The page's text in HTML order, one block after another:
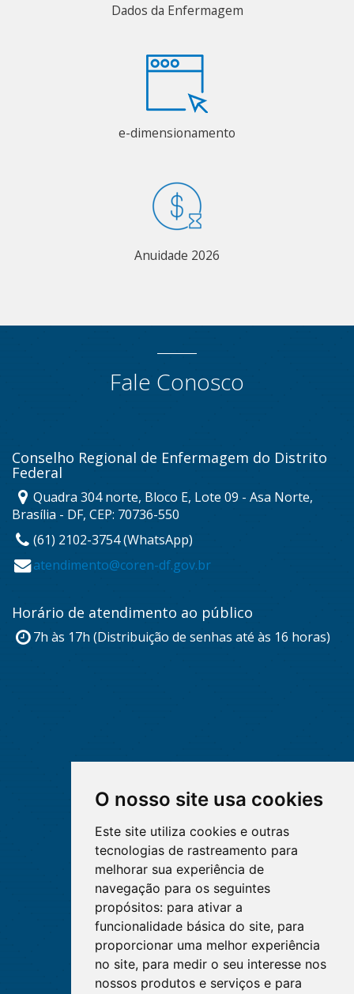
O nosso site usa cookies
Este site utiliza cookies e outras
tecnologias de rastreamento para
melhorar sua experiência de
navegação para os seguintes
propósitos: para ativar a
funcionalidade básica do site, para
proporcionar uma melhor experiência
no site, para medir o seu interesse nos
nossos produtos e serviços e para
Dados da Enfermagem
e-dimensionamento
Anuidade 2026
Fale Conosco
Conselho Regional de Enfermagem do Distrito
Federal
Quadra 304 norte, Bloco E, Lote 09 - Asa Norte,
Brasília - DF, CEP: 70736-550
(61) 2102-3754 (WhatsApp)
atendimento@coren-df.gov.br
Horário de atendimento ao público
7h às 17h (Distribuição de senhas até às 16 horas)